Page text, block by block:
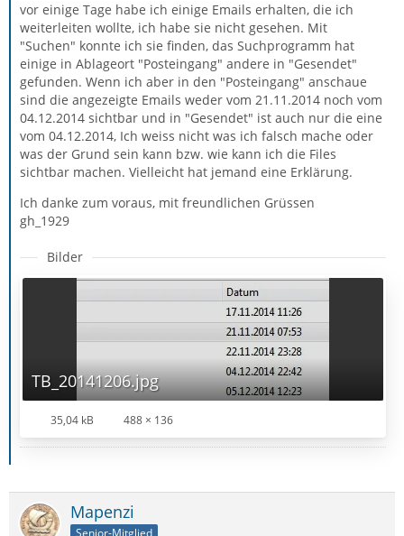
vor einige Tage habe ich einige Emails erhalten, die ich
weiterleiten wollte, ich habe sie nicht gesehen. Mit
"Suchen" konnte ich sie finden, das Suchprogramm hat
einige in Ablageort "Posteingang" andere in "Gesendet"
gefunden. Wenn ich aber in den "Posteingang" anschaue
sind die angezeigte Emails weder vom 21.11.2014 noch vom
04.12.2014 sichtbar und in "Gesendet" ist auch nur die eine
vom 04.12.2014, Ich weiss nicht was ich falsch mache oder
was der Grund sein kann bzw. wie kann ich die Files
sichtbar machen. Vielleicht hat jemand eine Erklärung.
Ich danke zum voraus, mit freundlichen Grüssen
gh_1929
Bilder
TB_20141206.jpg
35,04 kB 488 × 136
Mapenzi
Senior-Mitglied